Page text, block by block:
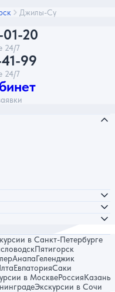
Джилы-Су
20
24/7
99
24/7
в Санкт-Петербурге
Пятигорск
АнапаГеленджик
ЕвпаторияСаки
в МосквеРоссияКазань
Экскурсии в Сочи